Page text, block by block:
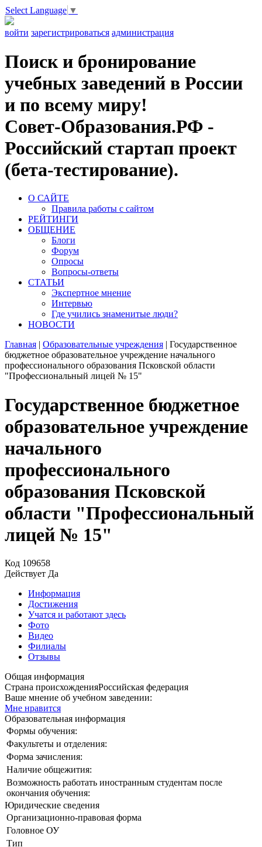
Select Language ▼
войти зарегистрироваться администрация
Поиск и бронирование
учебных заведений в России
и по всему миру!
Совет-Образования.РФ -
Российский стартап проект
(бета-тестирование).
О САЙТЕ
Правила работы с сайтом
РЕЙТИНГИ
ОБЩЕНИЕ
Блоги
Форум
Опросы
Вопросы-ответы
СТАТЬИ
Экспертное мнение
Интервью
Где учились знаменитые люди?
НОВОСТИ
Главная | Образовательные учреждения | Государственное
бюджетное образовательное учреждение начального
профессионального образования Псковской области
"Профессиональный лицей № 15"
Государственное бюджетное
образовательное учреждение
начального
профессионального
образования Псковской
области "Профессиональный
лицей № 15"
Код 109658
Действует Да
Информация
Достижения
Учатся и работают здесь
Фото
Видео
Филиалы
Отзывы
Общая информация
Страна происхожденияРоссийская федерация
Ваше мнение об учебном заведении:
Мне нравится
Образовательная информация
Формы обучения:
Факультеты и отделения:
Форма зачисления:
Наличие общежития:
Возможность работать иностранным студентам после
окончания обучения:
Юридические сведения
Организационно-правовая форма
Головное ОУ
Тип